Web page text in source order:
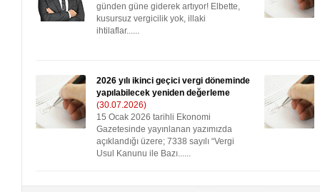
günden güne giderek artıyor! Elbette,
kusursuz vergicilik yok, illaki
ihtilaflar......
2026 yılı ikinci geçici vergi döneminde
yapılabilecek yeniden değerleme
(30.07.2026)
15 Ocak 2026 tarihli Ekonomi
Gazetesinde yayınlanan yazımızda
açıklandığı üzere; 7338 sayılı “Vergi
Usul Kanunu ile Bazı......